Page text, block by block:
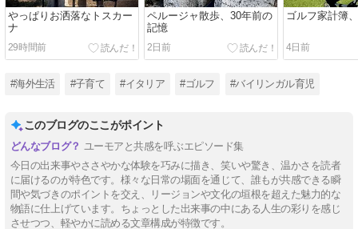
やっぱりお洒落なトスカー
ナ
29時間前
ペルージャ散歩、30年前の
記憶
2日前
ゴルフ家計簿
4日前
#海外生活 #子育て #イタリア #ゴルフ #バイリンガル育児
このブログのここがポイント
ユーモアと共感を呼ぶエピソード集
今日の出来事やささやかな体験を巧みに描き、笑いや驚き、温かさを読者
に届けるのが特色です。様々な日常の場面を通じて、誰もが共感できる瞬
間や気づきのポイントを交え、リージョンや文化の垣根を超えた魅力的な
物語に仕上げています。ちょっとした出来事の中にある人生の彩りを感じ
させつつ、軽やかに読める文章構成が特徴です。